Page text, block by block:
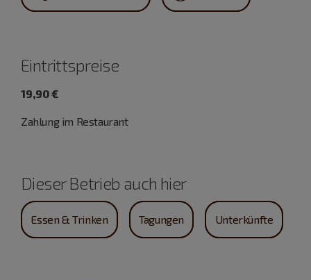
Eintrittspreise
19,90 €
Zahlung im Restaurant
Dieser Betrieb auch hier
Essen & Trinken Tagungen Unterkünfte